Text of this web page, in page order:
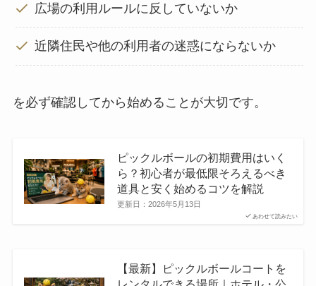
広場の利用ルールに反していないか
近隣住民や他の利用者の迷惑にならないか
を必ず確認してから始めることが大切です。
あわせて読みたい
ピックルボールの初期費用はいく
ら？初心者が最低限そろえるべき
道具と安く始めるコツを解説
更新日： 2026年5月13日
【最新】ピックルボールコートを